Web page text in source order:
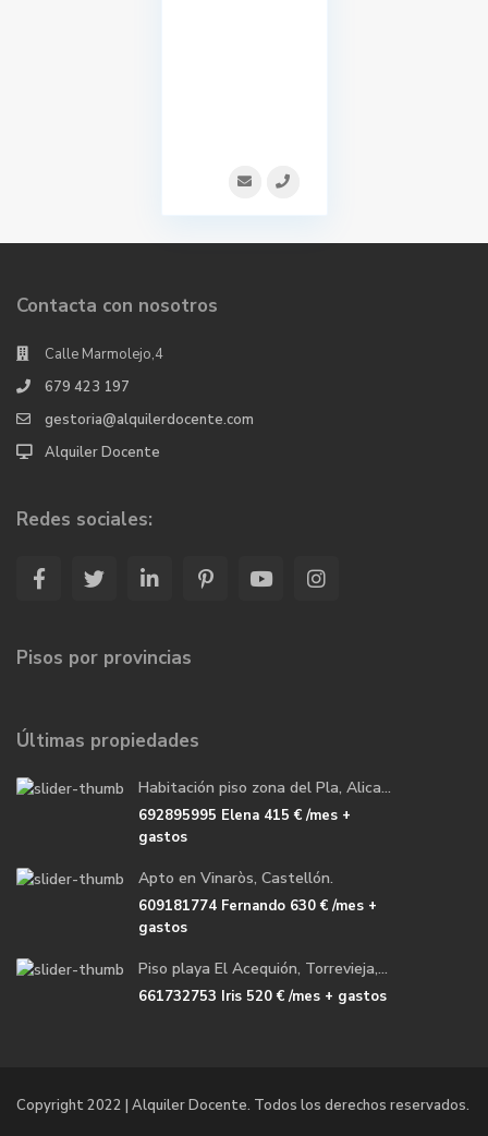
Contacta con nosotros
Calle Marmolejo,4
679 423 197
gestoria@alquilerdocente.com
Alquiler Docente
Redes sociales:
Pisos por provincias
Últimas propiedades
Habitación piso zona del Pla, Alica...
692895995 Elena 415 €/mes +
gastos
Apto en Vinaròs, Castellón.
609181774 Fernando 630 €/mes +
gastos
Piso playa El Acequión, Torrevieja,...
661732753 Iris 520 €/mes + gastos
Copyright 2022 | Alquiler Docente. Todos los derechos reservados.